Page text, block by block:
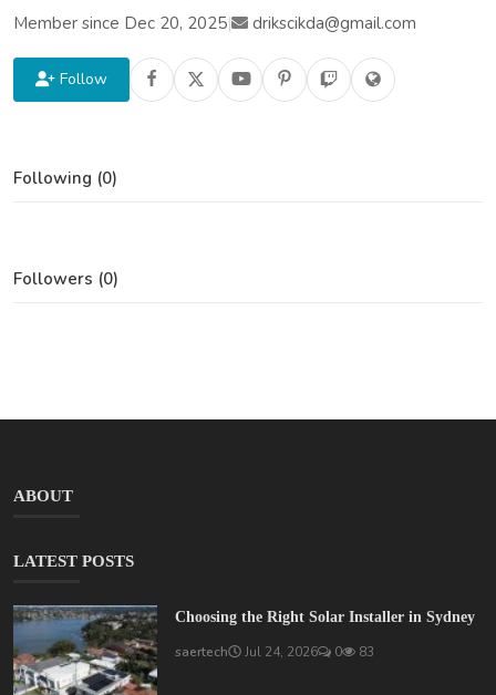
Member since Dec 20, 2025| drikscikda@gmail.com
Follow
Following (0)
Followers (0)
ABOUT
LATEST POSTS
Choosing the Right Solar Installer in Sydney
saertech Jul 24, 2026 0 83